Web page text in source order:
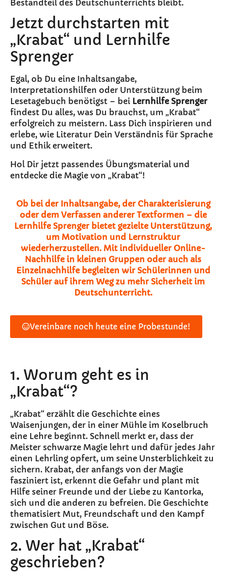
Bestandteil des Deutschunterrichts bleibt.
Jetzt durchstarten mit
„Krabat“ und Lernhilfe
Sprenger
Egal, ob Du eine Inhaltsangabe,
Interpretationshilfen oder Unterstützung beim
Lesetagebuch benötigst – bei Lernhilfe Sprenger
findest Du alles, was Du brauchst, um „Krabat“
erfolgreich zu meistern. Lass Dich inspirieren und
erlebe, wie Literatur Dein Verständnis für Sprache
und Ethik erweitert.
Hol Dir jetzt passendes Übungsmaterial und
entdecke die Magie von „Krabat“!
Ob bei der Inhaltsangabe, der Charakterisierung
oder dem Verfassen anderer Textformen – die
Lernhilfe Sprenger bietet gezielte Unterstützung,
um Motivation und Lernstruktur
wiederherzustellen. Mit individueller Online-
Nachhilfe in kleinen Gruppen oder auch als
Einzelnachhilfe begleiten wir Schülerinnen und
Schüler auf ihrem Weg zu mehr Sicherheit im
Deutschunterricht.
Vereinbare noch heute eine Probestunde!
1. Worum geht es in
„Krabat“?
„Krabat“ erzählt die Geschichte eines
Waisenjungen, der in einer Mühle im Koselbruch
eine Lehre beginnt. Schnell merkt er, dass der
Meister schwarze Magie lehrt und dafür jedes Jahr
einen Lehrling opfert, um seine Unsterblichkeit zu
sichern. Krabat, der anfangs von der Magie
fasziniert ist, erkennt die Gefahr und plant mit
Hilfe seiner Freunde und der Liebe zu Kantorka,
sich und die anderen zu befreien. Die Geschichte
thematisiert Mut, Freundschaft und den Kampf
zwischen Gut und Böse.
2. Wer hat „Krabat“
geschrieben?